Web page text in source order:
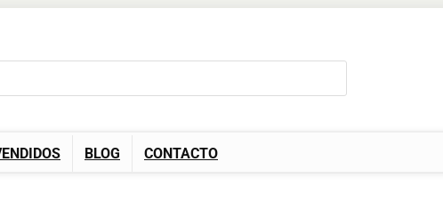
BLOG CONTACTO